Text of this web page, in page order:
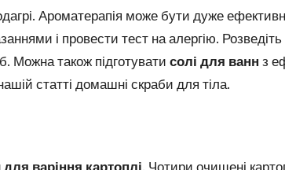
Ароматерапія може бути дуже
і провести тест на алергію. Розведіть
Можна також підготувати солі для ванн з
статті домашні скраби для тіла.